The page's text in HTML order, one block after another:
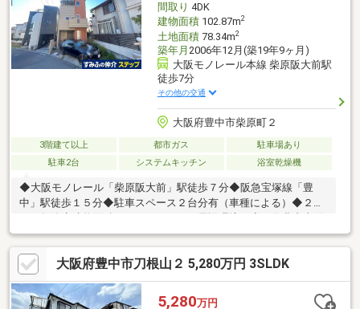
間取り 4DK
建物面積102.87m2
土地面積78.34m2
築年月 2006年12月(築19年9ヶ月)
大阪モノレール本線 柴原阪大前駅
徒歩7分
その他の交通
大阪府豊中市柴原町２
3階建て以上 都市ガス
駐車場あり
駐車2台
システムキッチン 浴室乾燥機
◆大阪モノレール「柴原阪大前」駅徒歩７分◆阪急宝塚線「豊
中」駅徒歩１５分◆駐車スペース２台分有（車種による）◆２０
店 約650ｍ◇ローソン豊中桜の町一丁目店 約500ｍ◇千里園３
丁目公園 約180ｍ◇豊中市立桜井谷小学校 約800ｍ◇豊中市立
第十三中学校 約120ｍ
大阪府豊中市刀根山２ 5,280万円 3SLDK
5,280万円